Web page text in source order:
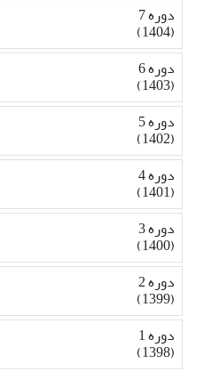
دوره 7
(1404)
دوره 6
(1403)
دوره 5
(1402)
دوره 4
(1401)
دوره 3
(1400)
دوره 2
(1399)
دوره 1
(1398)